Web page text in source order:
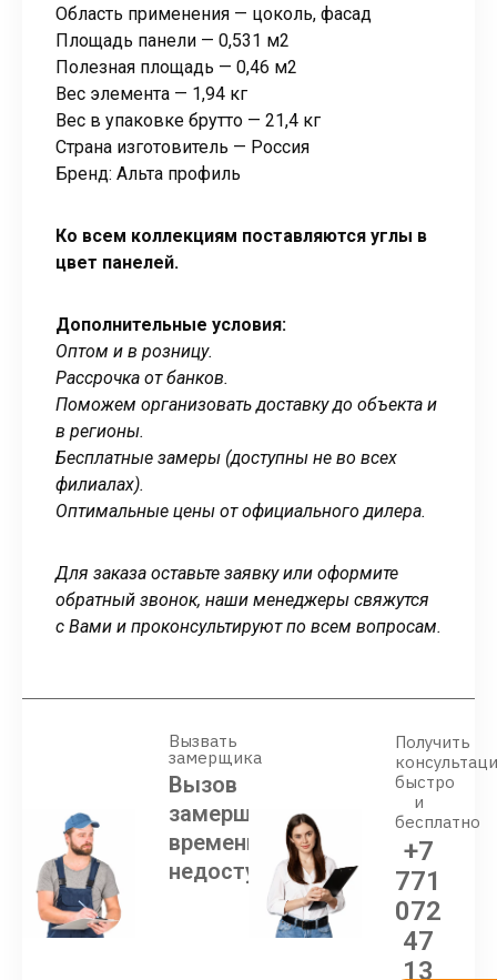
Область применения — цоколь, фасад
Площадь панели — 0,531 м2
Полезная площадь — 0,46 м2
Вес элемента — 1,94 кг
Вес в упаковке брутто — 21,4 кг
Страна изготовитель — Россия
Бренд: Альта профиль
Ко всем коллекциям поставляются углы в
цвет панелей.
Дополнительные условия:
Оптом и в розницу.
Рассрочка от банков.
Поможем организовать доставку до объекта и
в регионы.
Бесплатные замеры (доступны не во всех
филиалах).
Оптимальные цены от официального дилера.
Для заказа оставьте заявку или оформите
обратный звонок, наши менеджеры свяжутся
с Вами и проконсультируют по всем вопросам.
Вызвать
замерщика
Вызов
замерщика
временно
недоступен
Получить
быстро
и
бесплатно
+7
771
072
47
13